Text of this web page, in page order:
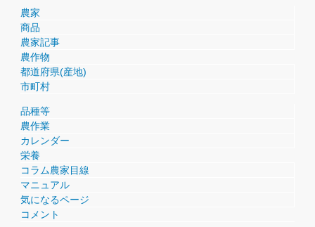
農家
商品
農家記事
農作物
都道府県(産地)
市町村
品種等
農作業
カレンダー
栄養
コラム農家目線
マニュアル
気になるページ
コメント